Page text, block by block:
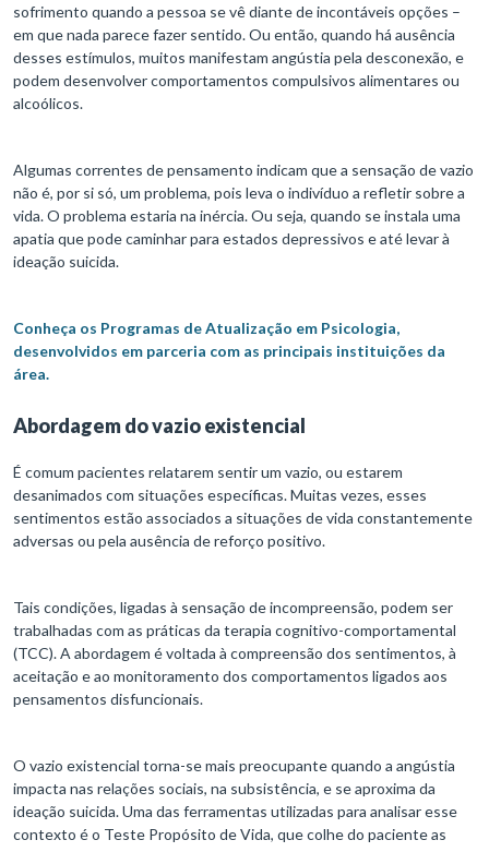
sofrimento quando a pessoa se vê diante de incontáveis opções –
em que nada parece fazer sentido. Ou então, quando há ausência
desses estímulos, muitos manifestam angústia pela desconexão, e
podem desenvolver comportamentos compulsivos alimentares ou
alcoólicos.
Algumas correntes de pensamento indicam que a sensação de vazio
não é, por si só, um problema, pois leva o indivíduo a refletir sobre a
vida. O problema estaria na inércia. Ou seja, quando se instala uma
apatia que pode caminhar para estados depressivos e até levar à
ideação suicida.
Conheça os Programas de Atualização em Psicologia,
desenvolvidos em parceria com as principais instituições da
área.
Abordagem do vazio existencial
É comum pacientes relatarem sentir um vazio, ou estarem
desanimados com situações específicas. Muitas vezes, esses
sentimentos estão associados a situações de vida constantemente
adversas ou pela ausência de reforço positivo.
Tais condições, ligadas à sensação de incompreensão, podem ser
trabalhadas com as práticas da terapia cognitivo-comportamental
(TCC). A abordagem é voltada à compreensão dos sentimentos, à
aceitação e ao monitoramento dos comportamentos ligados aos
pensamentos disfuncionais.
O vazio existencial torna-se mais preocupante quando a angústia
impacta nas relações sociais, na subsistência, e se aproxima da
ideação suicida. Uma das ferramentas utilizadas para analisar esse
contexto é o Teste Propósito de Vida, que colhe do paciente as